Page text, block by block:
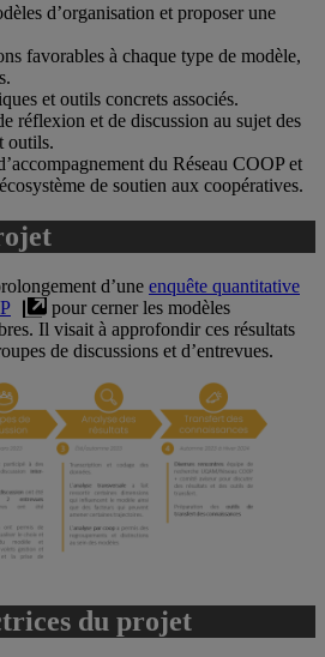
d’organisation et proposer une
favorables à chaque type de modèle,
et outils concrets associés.
réflexion et de discussion au sujet des
outils.
du Réseau COOP et
de soutien aux coopératives.
d’une enquête quantitative
pour cerner les modèles
Il visait à approfondir ces résultats
de discussions et d’entrevues.
du projet